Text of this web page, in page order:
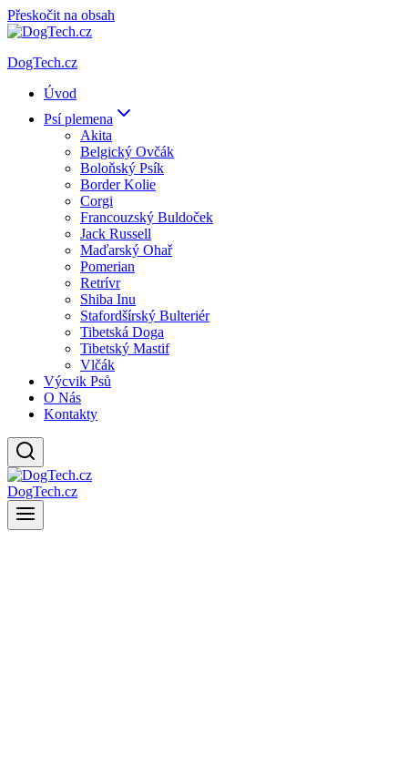
Přeskočit na obsah
DogTech.cz
Úvod
Psí plemena
Akita
Belgický Ovčák
Boloňský Psík
Border Kolie
Corgi
Francouzský Buldoček
Jack Russell
Maďarský Ohař
Pomerian
Retrívr
Shiba Inu
Stafordšírský Bulteriér
Tibetská Doga
Tibetský Mastif
Vlčák
Výcvik Psů
O Nás
Kontakty
DogTech.cz